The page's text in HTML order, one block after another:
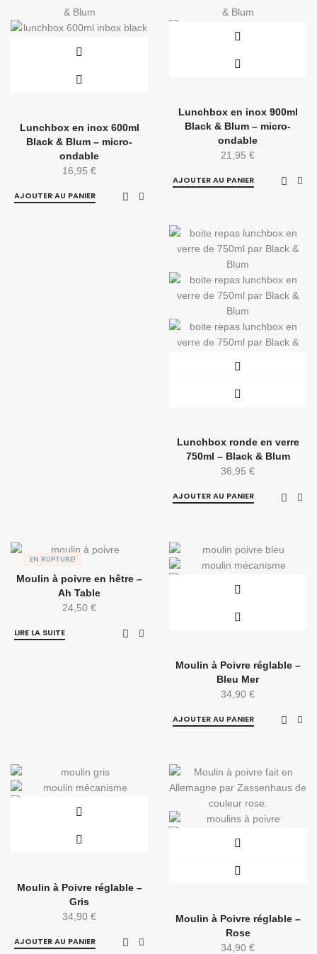
Lunchbox en inox 600ml
Black & Blum – micro-
ondable
16,95 €
AJOUTER AU PANIER
Lunchbox en inox 900ml
Black & Blum – micro-
ondable
21,95 €
AJOUTER AU PANIER
Lunchbox ronde en verre
750ml – Black & Blum
36,95 €
AJOUTER AU PANIER
EN RUPTURE!
Moulin à poivre en hêtre –
Ah Table
24,50 €
LIRE LA SUITE
Moulin à Poivre réglable –
Bleu Mer
34,90 €
AJOUTER AU PANIER
Moulin à Poivre réglable –
Gris
34,90 €
AJOUTER AU PANIER
Moulin à Poivre réglable –
Rose
34,90 €